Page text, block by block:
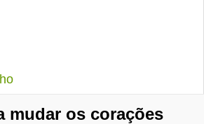
mudar os corações